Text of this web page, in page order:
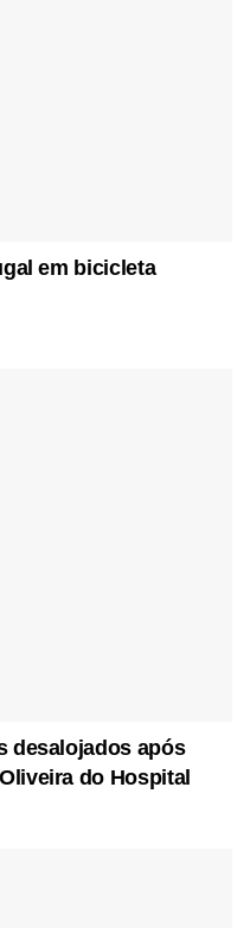
em bicicleta
desalojados após
do Hospital